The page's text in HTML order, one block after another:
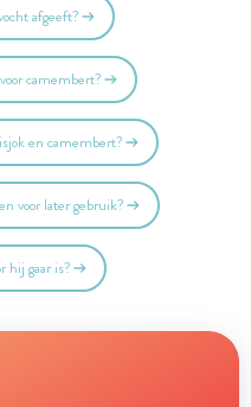
afgeeft?
camembert?
en camembert?
voor later gebruik?
hij gaar is?